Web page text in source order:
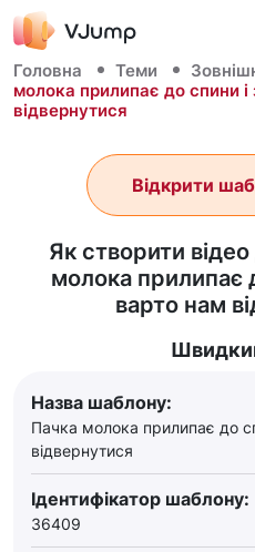
Головна Теми
молока прилипає до спини
відвернутися
Як створити
молока прилипає
варто нам
Відкрити
Назва шаблону:
Пачка молока прилипає до
відвернутися
Ідентифікатор шаблону:
36409